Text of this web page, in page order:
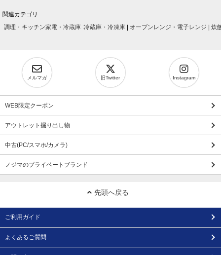
関連カテゴリ
調理・キッチン家電・冷蔵庫 :冷蔵庫・冷凍庫 オーブンレンジ・電子レンジ 炊
メルマガ 旧Twitter Instagram
WEB限定クーポン
アウトレット掘り出し物
中古(PC/スマホ/カメラ)
ノジマのプライベートブランド
先頭へ戻る
ご利用ガイド
よくあるご質問